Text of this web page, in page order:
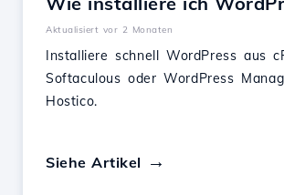
Aktualisiert vor 2 Monaten
Installiere schnell WordPress aus
Softaculous oder WordPress
Hostico.
Siehe Artikel